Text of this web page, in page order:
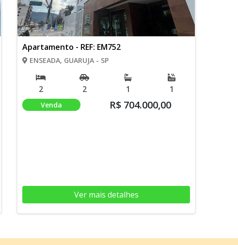
Apartamento - REF: EM752
ENSEADA, GUARUJA - SP
2 2 1 1
Venda R$ 704.000,00
Ver mais detalhes